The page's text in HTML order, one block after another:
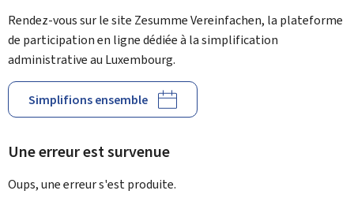
Rendez-vous sur le site Zesumme Vereinfachen, la plateforme
de participation en ligne dédiée à la simplification
administrative au Luxembourg.
Simplifions ensemble
Une erreur est survenue
Oups, une erreur s'est produite.